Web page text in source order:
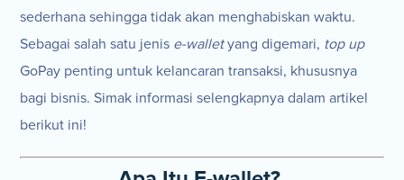
sederhana sehingga tidak akan menghabiskan waktu.
Sebagai salah satu jenis e-walletyang digemari, top up
GoPay penting untuk kelancaran transaksi, khususnya
bagi bisnis. Simak informasi selengkapnya dalam artikel
berikut ini!